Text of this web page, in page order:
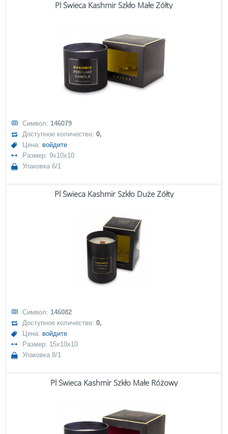
Pl Świeca Kashmir Szkło Małe Żółty
Символ: 146079
Доступное количество:0,
Цена: войдите
Размер: 9x10x10
Упаковка 6/1
Pl Świeca Kashmir Szkło Duże Żółty
Символ: 146082
Доступное количество:0,
Цена: войдите
Размер: 15x10x10
Упаковка 8/1
Pl Świeca Kashmir Szkło Małe Różowy